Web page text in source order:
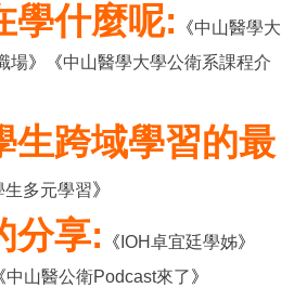
學什麼呢: 《中山醫學大
場》《中山醫學大學公衛系課程介
生跨域學習的最
生多元學習》
分享: 《 IOH卓宜廷學姊》
中山醫公衛Podcast來了》